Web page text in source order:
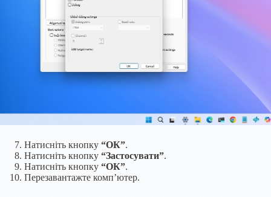
Натисніть кнопку “ОК”.
Натисніть кнопку “Застосувати”.
Натисніть кнопку “ОК”.
Перезавантажте комп’ютер.